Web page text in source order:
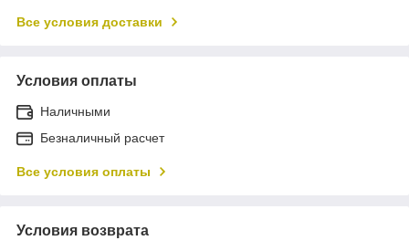
Все условия доставки
Условия оплаты
Наличными
Безналичный расчет
Все условия оплаты
Условия возврата